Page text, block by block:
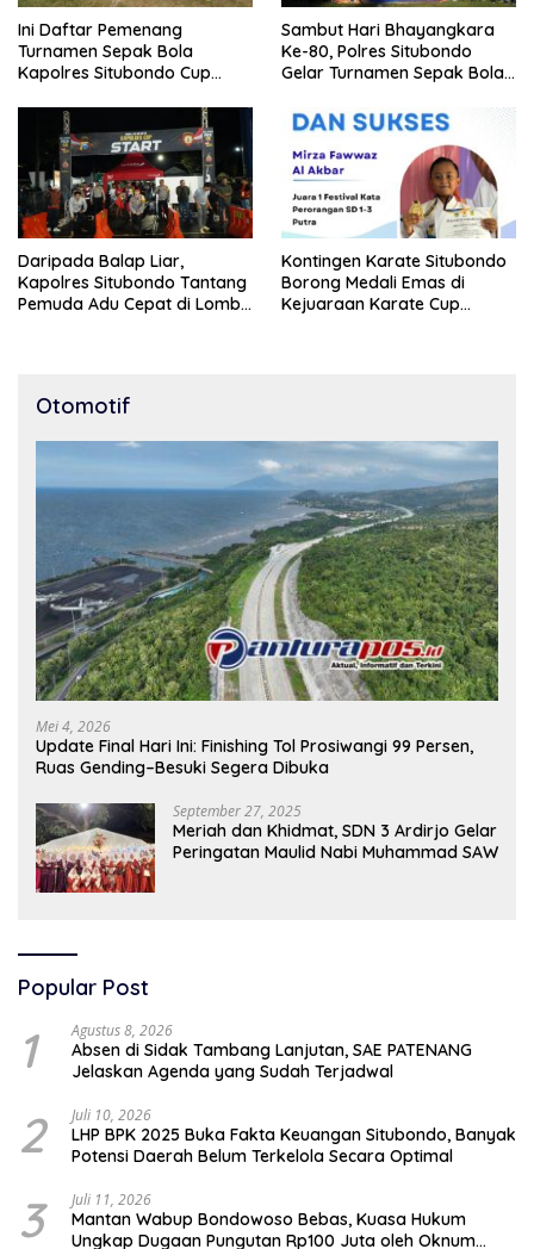
Ini Daftar Pemenang
Turnamen Sepak Bola
Kapolres Situbondo Cup
10 Tahun
Sambut Hari Bhayangkara
Ke-80, Polres Situbondo
Gelar Turnamen Sepak Bola
Daripada Balap Liar,
Kapolres Situbondo Tantang
Pemuda Adu Cepat di Lomba
Kontingen Karate Situbondo
Borong Medali Emas di
Kejuaraan Karate Cup
Otomotif
Mei 4, 2026
Update Final Hari Ini: Finishing Tol Prosiwangi 99 Persen,
Ruas Gending–Besuki Segera Dibuka
September 27, 2025
Meriah dan Khidmat, SDN 3 Ardirjo Gelar
Peringatan Maulid Nabi Muhammad SAW
Popular Post
1 Agustus 8, 2026
Absen di Sidak Tambang Lanjutan, SAE PATENANG
Jelaskan Agenda yang Sudah Terjadwal
2 Juli 10, 2026
LHP BPK 2025 Buka Fakta Keuangan Situbondo, Banyak
Potensi Daerah Belum Terkelola Secara Optimal
3 Juli 11, 2026
Mantan Wabup Bondowoso Bebas, Kuasa Hukum
Ungkap Dugaan Pungutan Rp100 Juta oleh Oknum